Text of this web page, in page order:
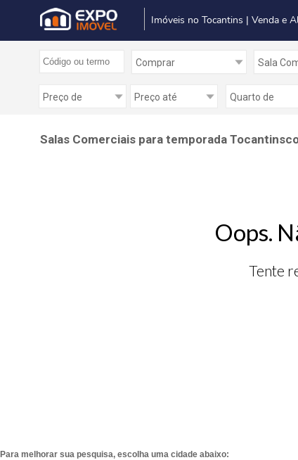
Imóveis no Tocantins | Venda e
Salas Comerciais para temporada
Oops.
Tente
Para melhorar sua pesquisa, escolha uma cidade abaixo: